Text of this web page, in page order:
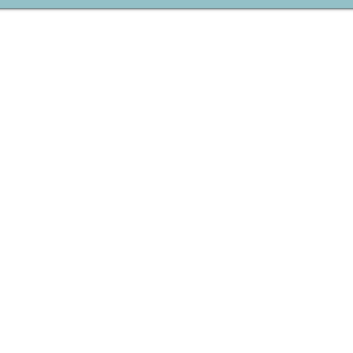
sur le Bassin d’Arcachon[:en]Ponant on the Arcachon